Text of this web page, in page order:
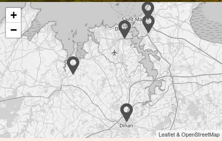
+
−
Leaflet & OpenStreetMap